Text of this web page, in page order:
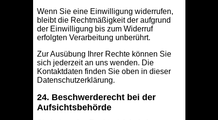
Wenn Sie eine Einwilligung widerrufen,
bleibt die Rechtmäßigkeit der aufgrund
der Einwilligung bis zum Widerruf
erfolgten Verarbeitung unberührt.
Zur Ausübung Ihrer Rechte können Sie
sich jederzeit an uns wenden. Die
Kontaktdaten finden Sie oben in dieser
Datenschutzerklärung.
24. Beschwerderecht bei der
Aufsichtsbehörde